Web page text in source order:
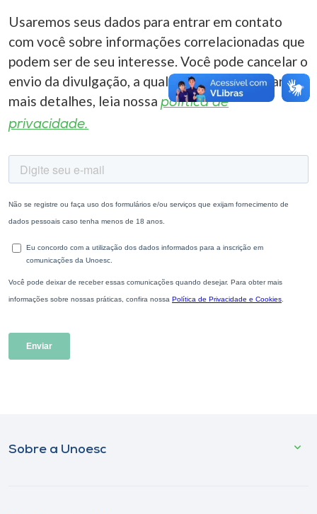
A-
Usaremos seus dados para entrar em contato
com você sobre informações correlacionadas que
podem ser de seu interesse. Você pode cancelar o
envio da divulgação, a qualquer momento. Para
mais detalhes, leia nossa política de
privacidade.
Sobre a Unoesc